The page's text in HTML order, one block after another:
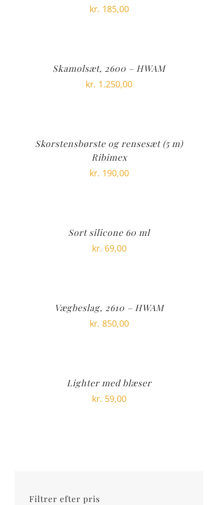
kr. 185,00
Skamolsæt, 2600 – HWAM
kr. 1.250,00
Skorstensbørste og rensesæt (5 m)
Ribimex
kr. 190,00
Sort silicone 60 ml
kr. 69,00
Vægbeslag, 2610 – HWAM
kr. 850,00
Lighter med blæser
kr. 59,00
Filtrer efter pris